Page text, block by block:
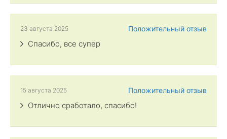
Положительный отзыв
23 августа 2025
Спасибо, все супер
Положительный отзыв
15 августа 2025
Отлично сработало, спасибо!